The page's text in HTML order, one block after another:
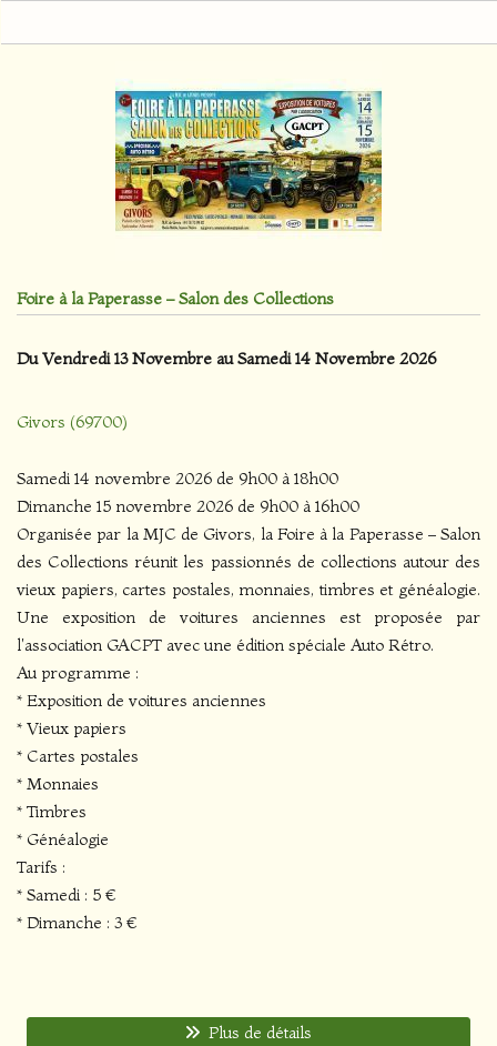
Foire à la Paperasse – Salon des Collections
Du Vendredi 13 Novembre au Samedi 14 Novembre 2026
Givors (69700)
Samedi 14 novembre 2026 de 9h00 à 18h00
Dimanche 15 novembre 2026 de 9h00 à 16h00
Organisée par la MJC de Givors, la Foire à la Paperasse – Salon
des Collections réunit les passionnés de collections autour des
vieux papiers, cartes postales, monnaies, timbres et généalogie.
Une exposition de voitures anciennes est proposée par
l'association GACPT avec une édition spéciale Auto Rétro.
Au programme :
* Exposition de voitures anciennes
* Vieux papiers
* Cartes postales
* Monnaies
* Timbres
* Généalogie
Tarifs :
* Samedi : 5 €
* Dimanche : 3 €
Plus de détails